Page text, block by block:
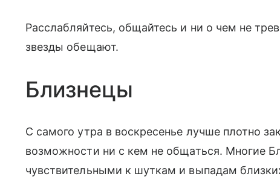
Расслабляйтесь, общайтесь и ни о чем не
звезды обещают.
Близнецы
С самого утра в воскресенье лучше плотно
возможности ни с кем не общаться. Многие
чувствительными к шуткам и выпадам